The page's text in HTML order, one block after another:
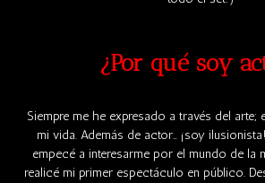
¿Por qué soy
Siempre me he expresado a través del
mi vida. Además de actor… ¡soy
empecé a interesarme por el mundo de la
realicé mi primer espectáculo en público.